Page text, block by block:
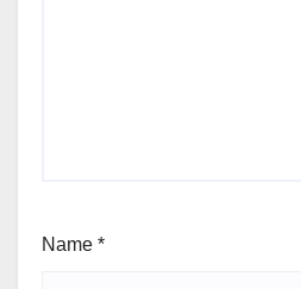
Name *